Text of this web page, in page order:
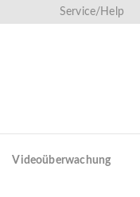
Service/Help
Videoüberwachung